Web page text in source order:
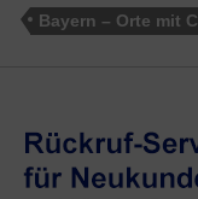
Bayern – Orte mit C